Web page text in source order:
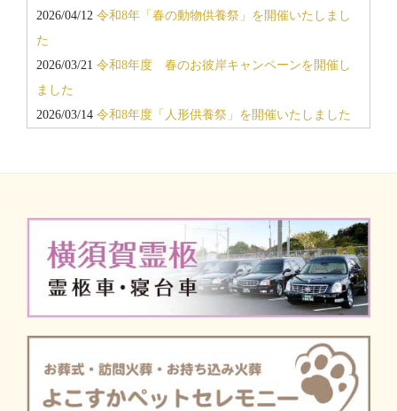
談会開催のお知らせ
2026/04/12 令和8年「春の動物供養祭」を開催いたしまし
た
2026/03/21 令和8年度 春のお彼岸キャンペーンを開催し
ました
2026/03/14 令和8年度「人形供養祭」を開催いたしました
ました
2025/07/27 令和7年7月 返礼品即売会を開催しました
2025/04/27 令和7年「春の動物供養祭」を開催いたしまし
た
2025/03/18 令和7年度 春のお彼岸キャンペーンを開催し
ました